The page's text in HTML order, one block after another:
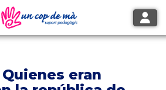
Quienes eran